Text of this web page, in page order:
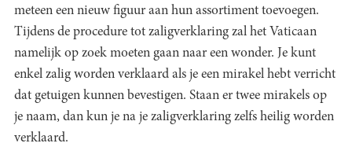
meteen een nieuw figuur aan hun assortiment toevoegen.
Tijdens de procedure tot zaligverklaring zal het Vaticaan
namelijk op zoek moeten gaan naar een wonder. Je kunt
enkel zalig worden verklaard als je een mirakel hebt verricht
dat getuigen kunnen bevestigen. Staan er twee mirakels op
je naam, dan kun je na je zaligverklaring zelfs heilig worden
verklaard.